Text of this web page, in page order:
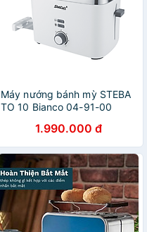
Máy nướng bánh mỳ STEBA
TO 10 Bianco 04-91-00
1.990.000 đ